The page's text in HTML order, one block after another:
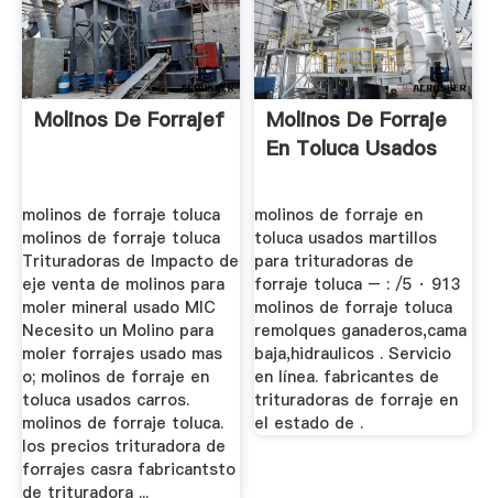
Molinos De Forrajef
molinos de forraje toluca
molinos de forraje toluca
Trituradoras de Impacto de
eje venta de molinos para
moler mineral usado MIC
Necesito un Molino para
moler forrajes usado mas
o; molinos de forraje en
toluca usados carros.
molinos de forraje toluca.
los precios trituradora de
forrajes casra fabricantsto
de trituradora ...
Molinos De Forraje
En Toluca Usados
molinos de forraje en
toluca usados martillos
para trituradoras de
forraje toluca – : /5 · 913
molinos de forraje toluca
remolques ganaderos,cama
baja,hidraulicos . Servicio
en línea. fabricantes de
trituradoras de forraje en
el estado de .